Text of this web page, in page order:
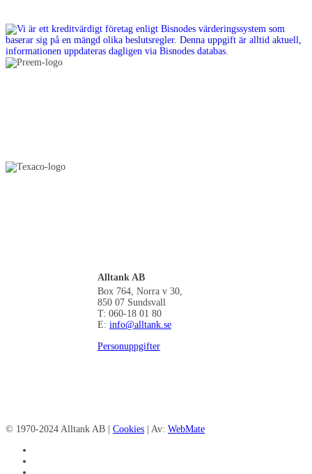
Alltank AB
Box 764, Norra v 30,
850 07 Sundsvall
T: 060-18 01 80
E: info@alltank.se
Personuppgifter
© 1970-2024 Alltank AB | Cookies | Av: WebMate